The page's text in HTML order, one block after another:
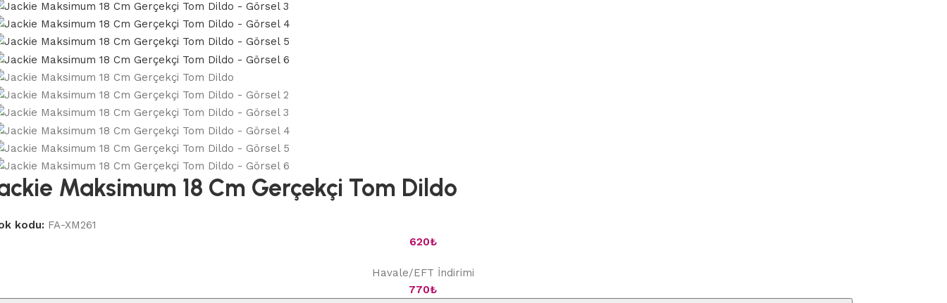
Maksimum 18 Cm Gerçekçi Tom Dildo
kodu: FA-XM261
620₺
Havale/EFT İndirimi
770₺